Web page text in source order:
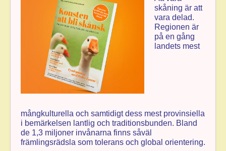
skåning är att
vara delad.
Regionen är
på en gång
landets mest
mångkulturella och samtidigt dess mest provinsiella
i bemärkelsen lantlig och traditionsbunden. Bland
de 1,3 miljoner invånarna finns såväl
främlingsrädsla som tolerans och global orientering.